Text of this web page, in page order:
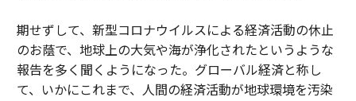
期せずして、新型コロナウイルスによる経済活動の休止
のお蔭で、地球上の大気や海が浄化されたというような
報告を多く聞くようになった。グローバル経済と称し
て、いかにこれまで、人間の経済活動が地球環境を汚染